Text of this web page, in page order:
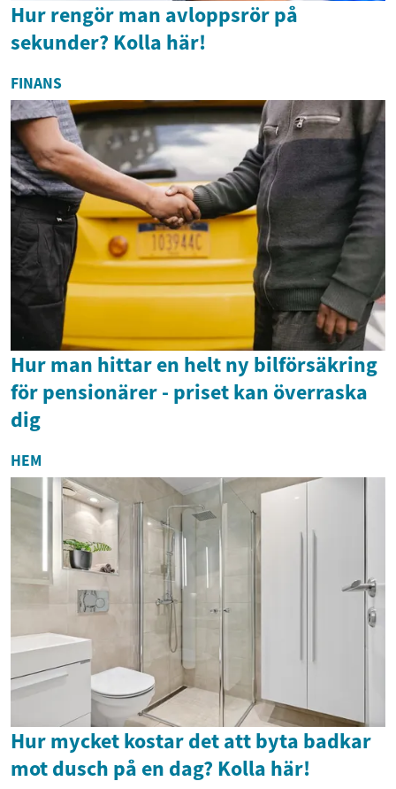
Hur rengör man avloppsrör på
sekunder? Kolla här!
FINANS
Hur man hittar en helt ny bilförsäkring
för pensionärer - priset kan överraska
dig
HEM
Hur mycket kostar det att byta badkar
mot dusch på en dag? Kolla här!